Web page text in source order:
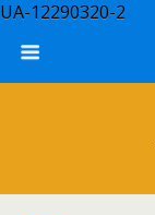
UA-12290320-2